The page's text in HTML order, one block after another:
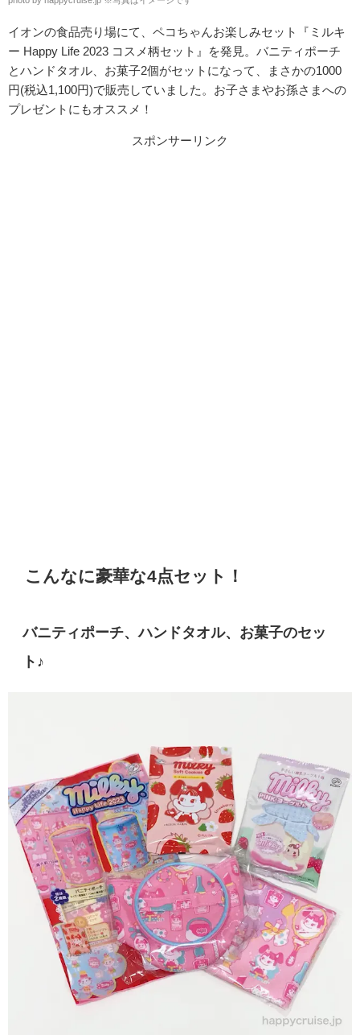
イオンの食品売り場にて、ペコちゃんお楽しみセット『ミルキ
ー Happy Life 2023 コスメ柄セット』を発見。バニティポーチ
とハンドタオル、お菓子2個がセットになって、まさかの1000
円(税込1,100円)で販売していました。お子さまやお孫さまへの
プレゼントにもオススメ！
スポンサーリンク
こんなに豪華な4点セット！
バニティポーチ、ハンドタオル、お菓子のセッ
ト♪